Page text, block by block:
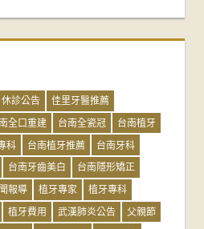
休診公告
佳里牙醫推薦
全口重建 台南全瓷冠
台南植牙
科 台南植牙推薦
台南牙科
台南牙齒美白
台南隱形矯正
報導 植牙專家
植牙專科
植牙費用 武漢肺炎公告
父親節